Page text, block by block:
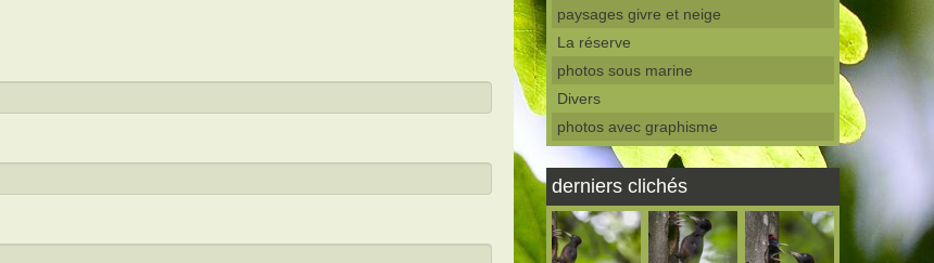
paysages givre et neige
La réserve
photos sous marine
Divers
photos avec graphisme
derniers clichés